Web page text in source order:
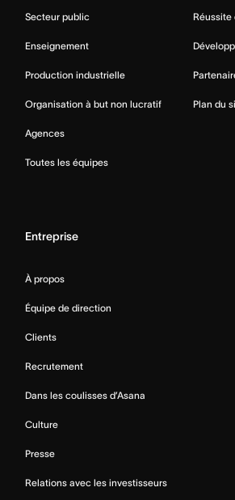
Secteur public
Enseignement
Production industrielle
Organisation à but non lucratif
Agences
Toutes les équipes
Réussite
Plan du
Entreprise
À propos
Équipe de direction
Clients
Recrutement
Dans les coulisses d’Asana
Culture
Presse
Relations avec les investisseurs